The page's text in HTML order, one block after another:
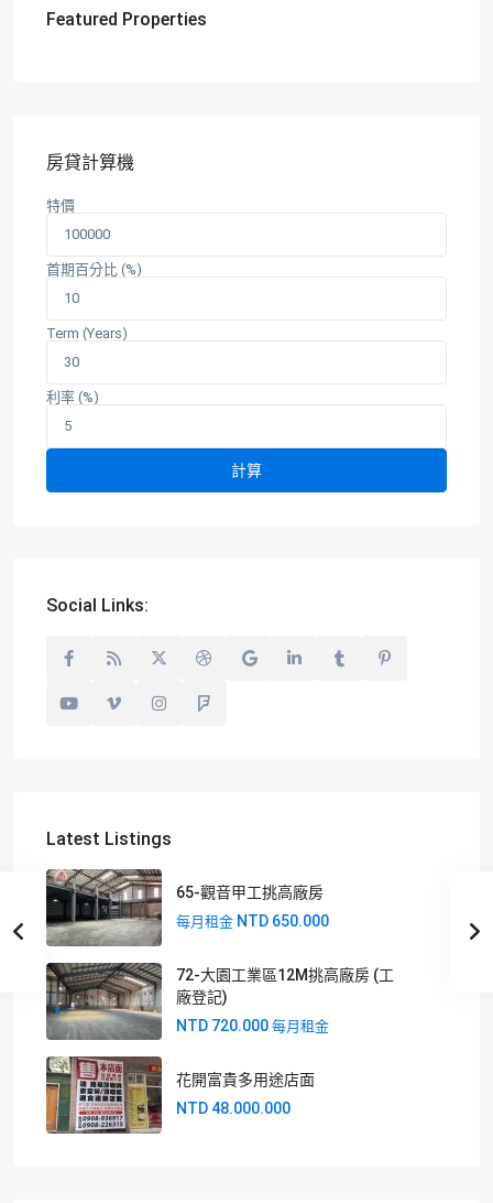
Featured Properties
房貸計算機
特價
首期百分比 (%)
Term (Years)
利率 (%)
計算
Social Links:
Latest Listings
65-觀音甲工挑高廠房
每月租金 NTD 650.000
72-大園工業區12M挑高廠房 (工
廠登記)
NTD 720.000 每月租金
花開富貴多用途店面
NTD 48.000.000